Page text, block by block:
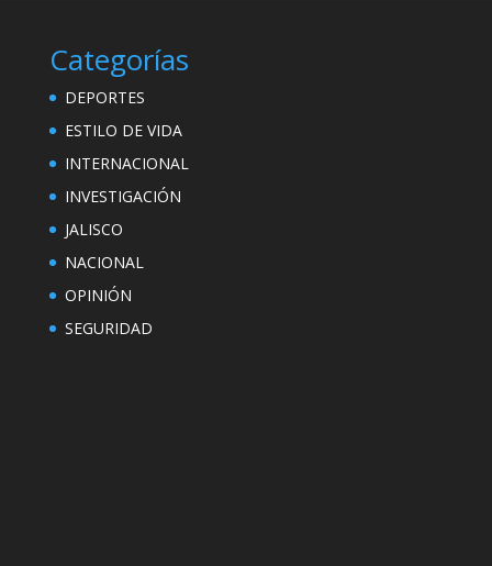
Categorías
DEPORTES
ESTILO DE VIDA
INTERNACIONAL
INVESTIGACIÓN
JALISCO
NACIONAL
OPINIÓN
SEGURIDAD